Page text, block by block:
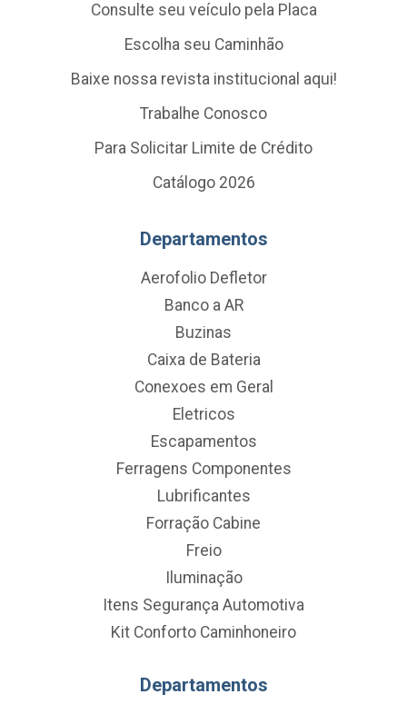
Consulte seu veículo pela Placa
Escolha seu Caminhão
Baixe nossa revista institucional aqui!
Trabalhe Conosco
Para Solicitar Limite de Crédito
Catálogo 2026
Departamentos
Aerofolio Defletor
Banco a AR
Buzinas
Caixa de Bateria
Conexoes em Geral
Eletricos
Escapamentos
Ferragens Componentes
Lubrificantes
Forração Cabine
Freio
Iluminação
Itens Segurança Automotiva
Kit Conforto Caminhoneiro
Departamentos